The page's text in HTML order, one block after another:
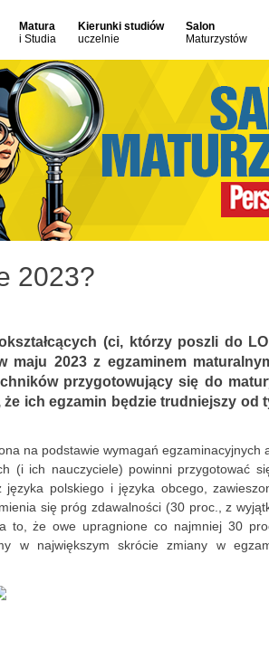
Matura
i Studia
Kierunki studiów
uczelnie
Salon
Maturzystów
2023?
(ci, którzy poszli do
maju 2023 z egzaminem
przygotowujący się do
ich egzamin będzie trudniejszy od
na podstawie wymagań egzaminacyjnych
(i ich nauczyciele) powinni przygotować
polskiego i języka obcego,
się próg zdawalności (30 proc., z
to, że owe upragnione co najmniej 30
w największym skrócie zmiany w